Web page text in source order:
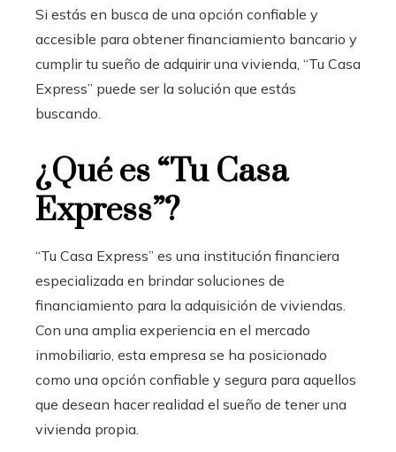
Si estás en busca de una opción confiable y
accesible para obtener financiamiento bancario y
cumplir tu sueño de adquirir una vivienda, “Tu Casa
Express” puede ser la solución que estás
buscando.
¿Qué es “Tu Casa
Express”?
“Tu Casa Express” es una institución financiera
especializada en brindar soluciones de
financiamiento para la adquisición de viviendas.
Con una amplia experiencia en el mercado
inmobiliario, esta empresa se ha posicionado
como una opción confiable y segura para aquellos
que desean hacer realidad el sueño de tener una
vivienda propia.